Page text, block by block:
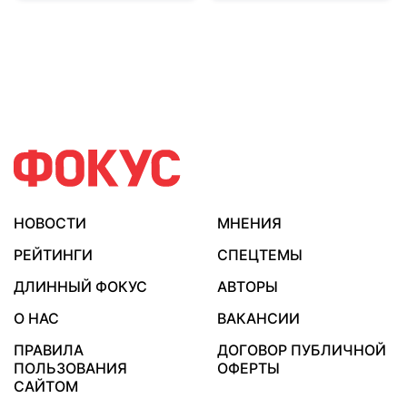
НОВОСТИ
МНЕНИЯ
РЕЙТИНГИ
СПЕЦТЕМЫ
ДЛИННЫЙ ФОКУС
АВТОРЫ
О НАС
ВАКАНСИИ
ПРАВИЛА
ПОЛЬЗОВАНИЯ
САЙТОМ
ДОГОВОР ПУБЛИЧНОЙ
ОФЕРТЫ